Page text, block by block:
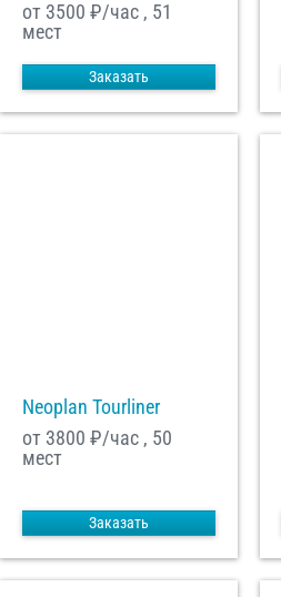
от 3500 ₽/час , 51
мест
Заказать
Neoplan Tourliner
от 3800 ₽/час , 50
мест
Заказать